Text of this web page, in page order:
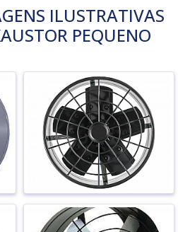
ILUSTRATIVAS
PEQUENO